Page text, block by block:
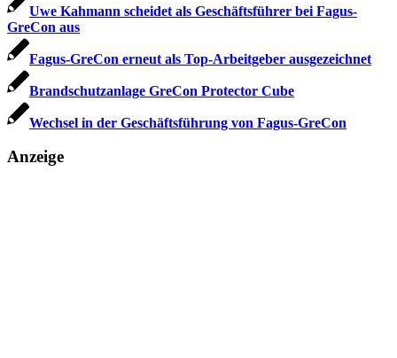
Uwe Kahmann scheidet als Geschäftsführer bei Fagus-
GreCon aus
Fagus-GreCon erneut als Top-Arbeitgeber ausgezeichnet
Brandschutzanlage GreCon Protector Cube
Wechsel in der Geschäftsführung von Fagus-GreCon
Anzeige